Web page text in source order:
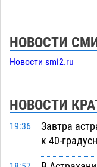
НОВОСТИ
Новости smi2.ru
НОВОСТИ
19:36
Завтра
к 40-